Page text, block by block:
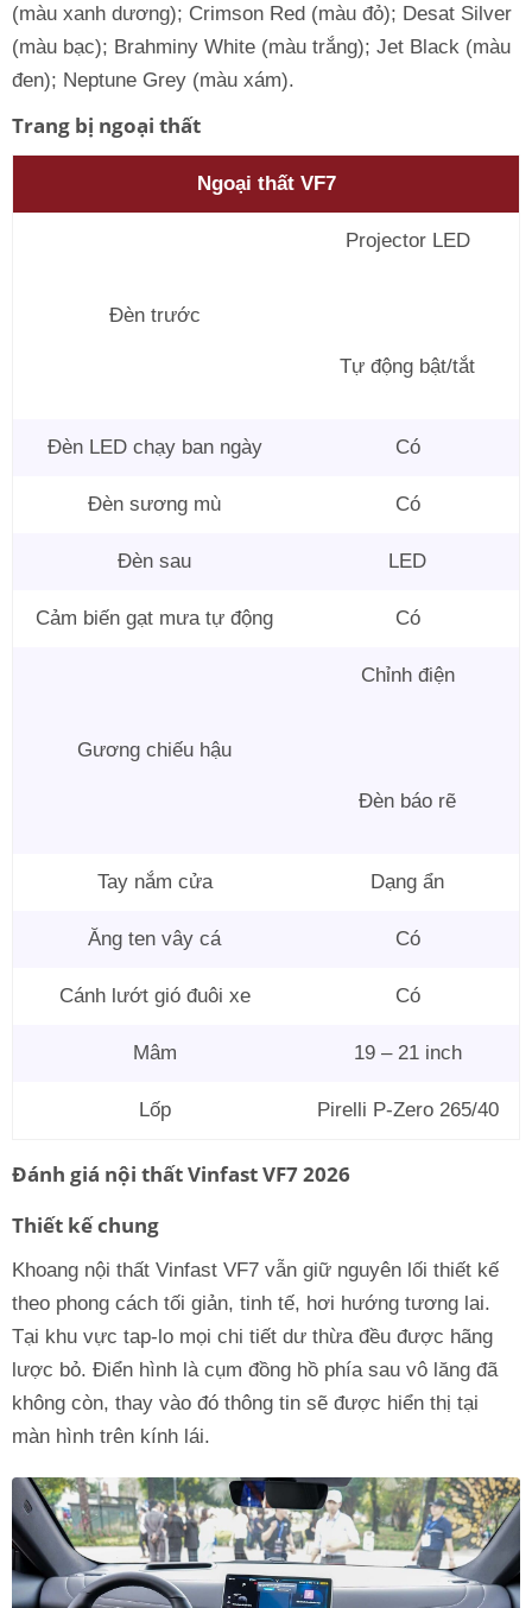
(màu xanh dương); Crimson Red (màu đỏ); Desat Silver
(màu bạc); Brahminy White (màu trắng); Jet Black (màu
đen); Neptune Grey (màu xám).
Trang bị ngoại thất
Ngoại thất VF7
Đèn trước
Projector LED
Tự động bật/tắt
Đèn LED chạy ban ngày Có
Đèn sương mù Có
Đèn sau LED
Cảm biến gạt mưa tự động Có
Gương chiếu hậu
Chỉnh điện
Đèn báo rẽ
Tay nắm cửa Dạng ẩn
Ăng ten vây cá Có
Cánh lướt gió đuôi xe Có
Mâm 19 – 21 inch
Lốp Pirelli P-Zero 265/40
Đánh giá nội thất Vinfast VF7 2026
Thiết kế chung
Khoang nội thất Vinfast VF7 vẫn giữ nguyên lối thiết kế
theo phong cách tối giản, tinh tế, hơi hướng tương lai.
Tại khu vực tap-lo mọi chi tiết dư thừa đều được hãng
lược bỏ. Điển hình là cụm đồng hồ phía sau vô lăng đã
không còn, thay vào đó thông tin sẽ được hiển thị tại
màn hình trên kính lái.